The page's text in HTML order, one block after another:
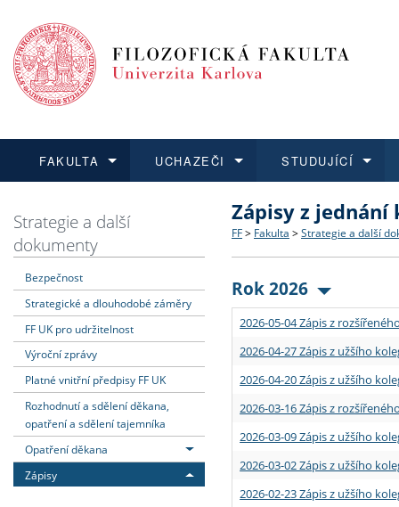
FAKULTA
Dozvědět se více
Struktura a historie
Strategie a další
Podpora a benefity pro
Absolventi fakulty
UCHAZEČI
Podat přihlášku
Co studovat a jak se
Učitelské studijní
Informace k průběhu
STUDUJÍCÍ
Dozvědět se více
Bakalářské a magisterské
Doktorské studium
Rigorózní řízení
Dozvědět se více
O vědě a výzkumu na FF
Akademické kvalifikace
Granty a projekty
Dozvědět se více
Aktuální nabídky a
Vyjíždějící studenti
Přijíždějící studenti
Vyjíždějící zaměstnanci
Strategie a další
dokumenty
Bezpečnost
Strategické a dlouhodobé záměry
FF UK pro udržitelnost
Výroční zprávy
Platné vnitřní předpisy FF UK
Rozhodnutí a sdělení děkana,
opatření a sdělení tajemníka
Opatření děkana
Zápisy
Zápisy z jednání
FF > Fakulta > Strategie a další
Rok 2026
2026-05-04 Zápis z
2026-04-27 Zápis z užšího
2026-04-20 Zápis z užšího
2026-03-16 Zápis z
2026-03-09 Zápis z užšího
2026-03-02 Zápis z užšího
2026-02-23 Zápis z užšího